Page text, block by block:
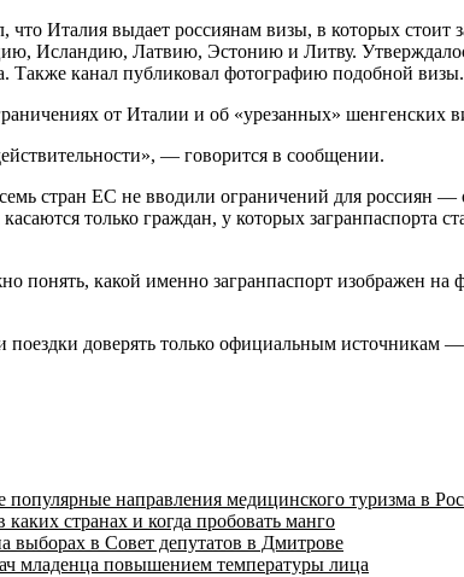
Италия выдает россиянам визы, в которых стоит
Исландию, Латвию, Эстонию и Литву.
Также канал публиковал фотографию подобной визы.
от Италии и об «урезанных» шенгенских
— говорится в сообщении.
стран ЕС не вводили ограничений для россиян —
только граждан, у которых загранпаспорта
понять, какой именно загранпаспорт изображен
доверять только официальным источникам —
направления медицинского туризма в
странах и когда пробовать манго
выборах в Совет депутатов в Дмитрове
младенца повышением температуры лица